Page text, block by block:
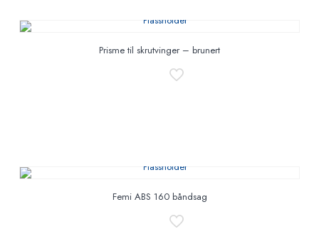
Prisme til skrutvinger – brunert
Femi ABS 160 båndsag